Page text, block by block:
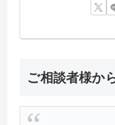
ご相談者様か